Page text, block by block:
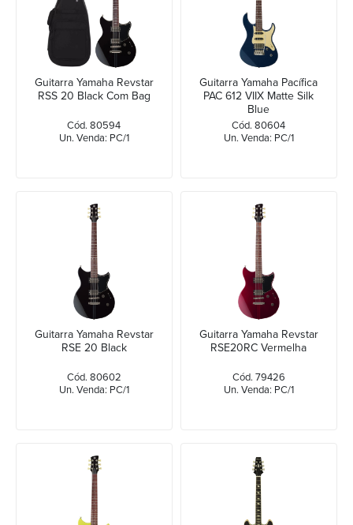
Guitarra Yamaha Revstar
RSS 20 Black Com Bag
Cód. 80594
Un. Venda: PC/1
Guitarra Yamaha Pacífica
PAC 612 VIIX Matte Silk
Blue
Cód. 80604
Un. Venda: PC/1
Guitarra Yamaha Revstar
RSE 20 Black
Cód. 80602
Un. Venda: PC/1
Guitarra Yamaha Revstar
RSE20RC Vermelha
Cód. 79426
Un. Venda: PC/1